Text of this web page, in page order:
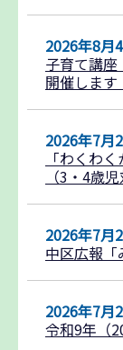
2026年8月
子育て講
開催します
2026年7月
「わくわ
（3・4歳児
2026年7月
中区広報
2026年7月
令和9年（